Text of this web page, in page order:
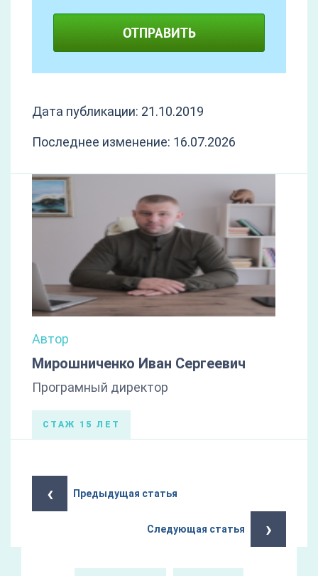
ОТПРАВИТЬ
Дата публикации: 21.10.2019
Последнее изменение: 16.07.2026
Автор
Мирошниченко Иван Сергеевич
Програмный директор
СТАЖ 15 ЛЕТ
‹ Предыдущая статья
Следующая статья ›